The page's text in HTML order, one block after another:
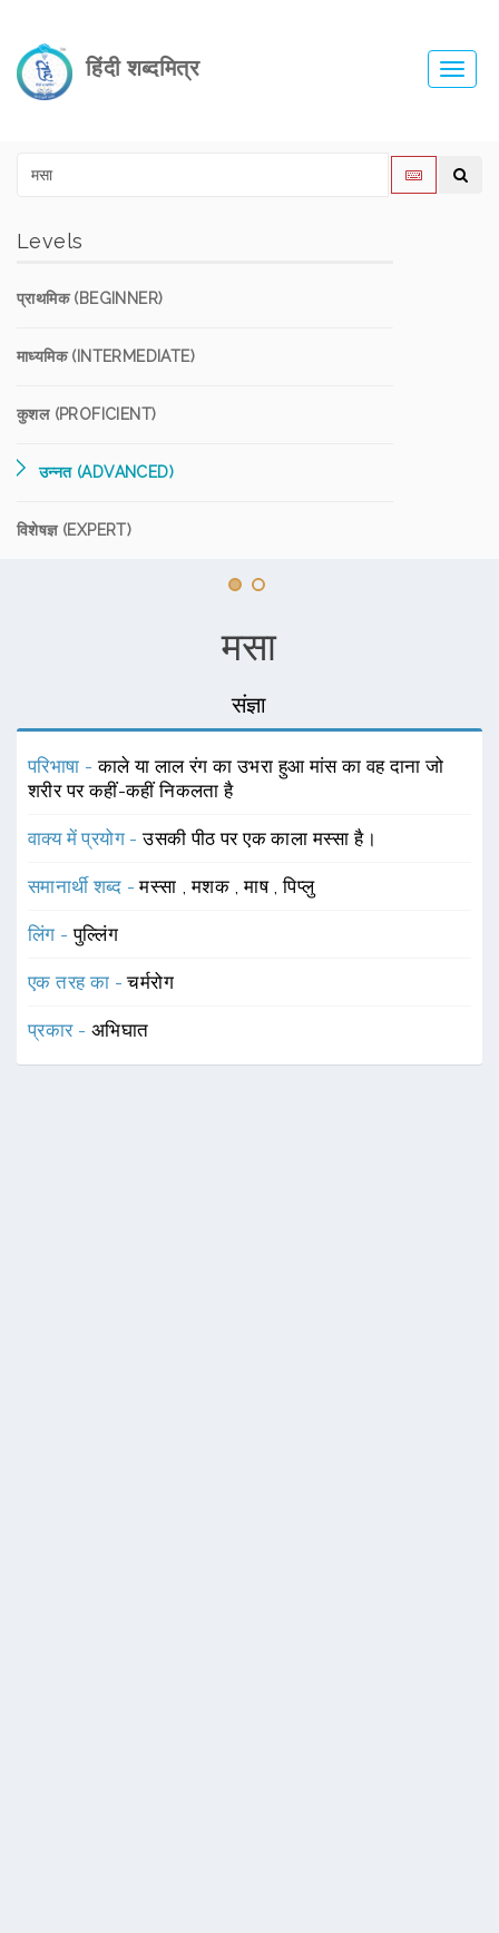
हिंदी शब्दमित्र
Levels
प्राथमिक (BEGINNER)
माध्यमिक (INTERMEDIATE)
कुशल (PROFICIENT)
उन्नत (ADVANCED)
विशेषज्ञ (EXPERT)
मसा
संज्ञा
परिभाषा -काले या लाल रंग का उभरा हुआ मांस का वह दाना जो
शरीर पर कहीं-कहीं निकलता है
वाक्य में प्रयोग -उसकी पीठ पर एक काला मस्सा है।
समानार्थी शब्द -मस्सा ,मशक ,माष ,पिप्लु
लिंग -पुल्लिंग
एक तरह का -चर्मरोग
प्रकार - अभिघात